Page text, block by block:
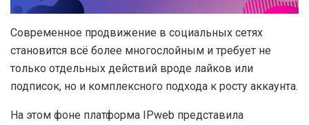
Современное продвижение в социальных сетях
становится всё более многослойным и требует не
только отдельных действий вроде лайков или
подписок, но и комплексного подхода к росту аккаунта.
На этом фоне платформа IPweb представила